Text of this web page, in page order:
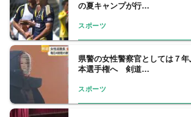
の夏キャンプが行…
スポーツ
県警の女性警察官としては７
本選手権へ 剣道…
スポーツ